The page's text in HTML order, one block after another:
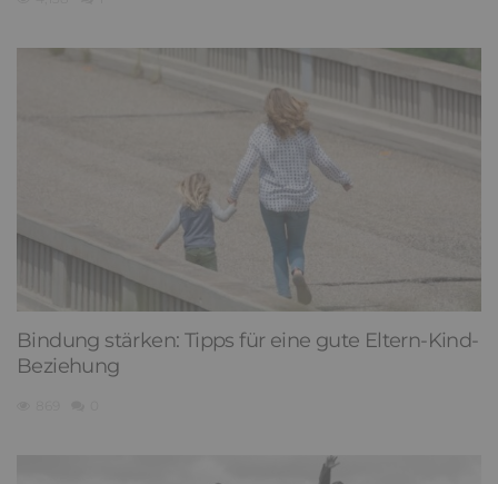
Bindung stärken: Tipps für eine gute Eltern-Kind-
Beziehung